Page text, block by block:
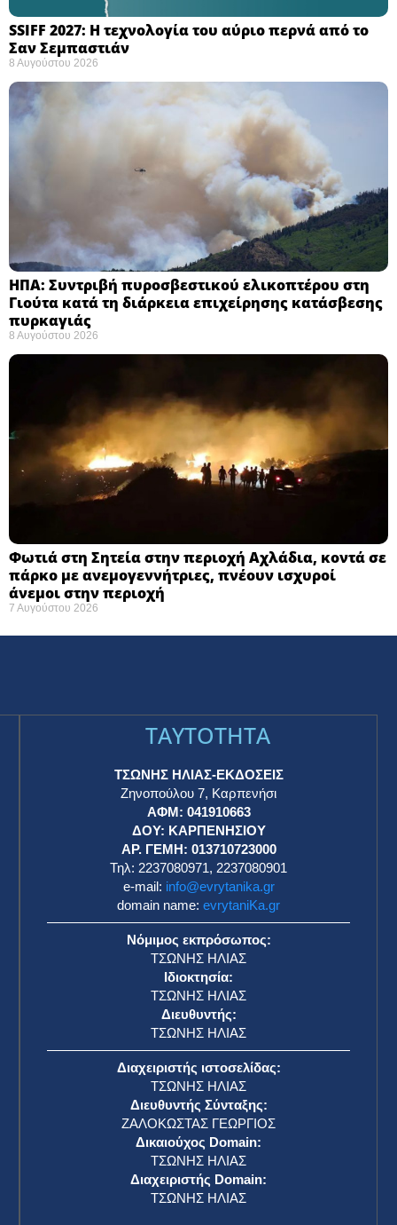
SSIFF 2027: Η τεχνολογία του αύριο περνά από το
Σαν Σεμπαστιάν ​
8 Αυγούστου 2026
ΗΠΑ: Συντριβή πυροσβεστικού ελικοπτέρου στη
Γιούτα κατά τη διάρκεια επιχείρησης κατάσβεσης
πυρκαγιάς ​
8 Αυγούστου 2026
Φωτιά στη Σητεία στην περιοχή Αχλάδια, κοντά σε
πάρκο με ανεμογεννήτριες, πνέουν ισχυροί
άνεμοι στην περιοχή
7 Αυγούστου 2026
TAYTOTHTA
ΤΣΩΝΗΣ ΗΛΙΑΣ-ΕΚΔΟΣΕΙΣ
Ζηνοπούλου 7, Καρπενήσι
ΑΦΜ: 041910663
ΔΟΥ: ΚΑΡΠΕΝΗΣΙΟΥ
ΑΡ. ΓΕΜΗ: 013710723000
Τηλ: 2237080971, 2237080901
e-mail: info@evrytanika.gr
domain name: evrytaniKa.gr
Νόμιμος εκπρόσωπος:
ΤΣΩΝΗΣ ΗΛΙΑΣ
Ιδιοκτησία:
ΤΣΩΝΗΣ ΗΛΙΑΣ
Διευθυντής:
ΤΣΩΝΗΣ ΗΛΙΑΣ
Διαχειριστής ιστοσελίδας:
ΤΣΩΝΗΣ ΗΛΙΑΣ
Διευθυντής Σύνταξης:
ΖΑΛΟΚΩΣΤΑΣ ΓΕΩΡΓΙΟΣ
Δικαιούχος Domain:
ΤΣΩΝΗΣ ΗΛΙΑΣ
Διαχειριστής Domain:
ΤΣΩΝΗΣ ΗΛΙΑΣ